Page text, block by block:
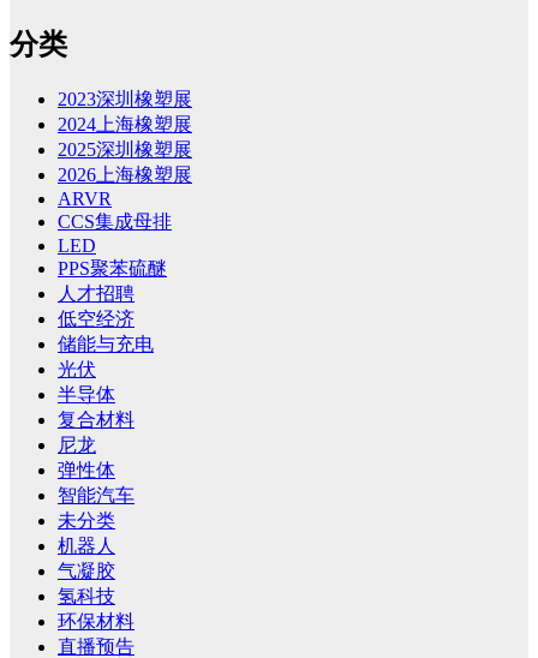
分类
2023深圳橡塑展
2024上海橡塑展
2025深圳橡塑展
2026上海橡塑展
ARVR
CCS集成母排
LED
PPS聚苯硫醚
人才招聘
低空经济
储能与充电
光伏
半导体
复合材料
尼龙
弹性体
智能汽车
未分类
机器人
气凝胶
氢科技
环保材料
直播预告